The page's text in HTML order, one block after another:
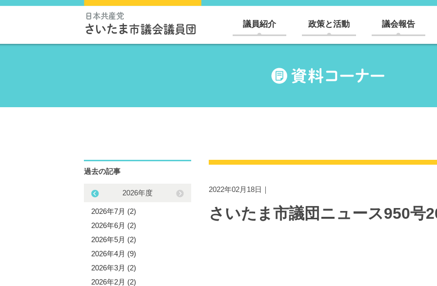
議員紹介 政策と活動 議会報告
2022年02月18日｜
さいたま市議団ニュース950号
過去の記事
2026年度
2026年7月 (2)
2026年6月 (2)
2026年5月 (2)
2026年4月 (9)
2026年3月 (2)
2026年2月 (2)